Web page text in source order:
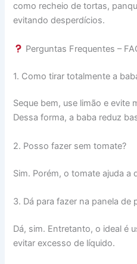
como recheio de tortas,
evitando desperdícios.
Perguntas Frequentes –
1. Como tirar totalmente a
Seque bem, use limão e evite
Dessa forma, a baba reduz
2. Posso fazer sem tomate?
Sim. Porém, o tomate ajuda a
3. Dá para fazer na panela de
Dá, sim. Entretanto, o ideal é
evitar excesso de líquido.